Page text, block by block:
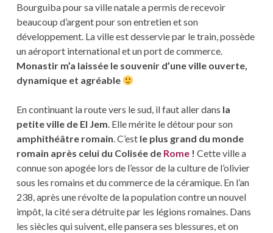
Bourguiba pour sa ville natale a permis de recevoir
beaucoup d’argent pour son entretien et son
développement. La ville est desservie par le train, possède
un aéroport international et un port de commerce.
Monastir m’a laissée le souvenir d’une ville ouverte,
dynamique et agréable
En continuant la route vers le sud, il faut aller dans la
petite ville de El Jem. Elle mérite le détour pour son
amphithéâtre romain. C’est le plus grand du monde
romain après celui du Colisée de Rome! Cette ville a
connue son apogée lors de l’essor de la culture de l’olivier
sous les romains et du commerce de la céramique. En l’an
238, après une révolte de la population contre un nouvel
impôt, la cité sera détruite par les légions romaines. Dans
les siècles qui suivent, elle pansera ses blessures, et on